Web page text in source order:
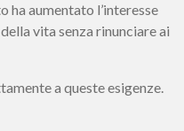
ha aumentato l’interesse
vita senza rinunciare ai
a queste esigenze.